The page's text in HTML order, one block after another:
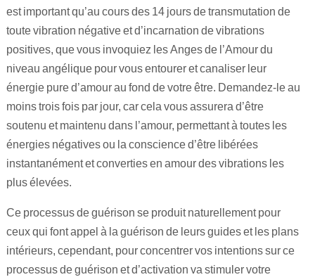
est important qu’au cours des 14 jours de transmutation de
toute vibration négative et d’incarnation de vibrations
positives, que vous invoquiez les Anges de l’Amour du
niveau angélique pour vous entourer et canaliser leur
énergie pure d’amour au fond de votre être. Demandez-le au
moins trois fois par jour, car cela vous assurera d’être
soutenu et maintenu dans l’amour, permettant à toutes les
énergies négatives ou la conscience d’être libérées
instantanément et converties en amour des vibrations les
plus élevées.
Ce processus de guérison se produit naturellement pour
ceux qui font appel à la guérison de leurs guides et les plans
intérieurs, cependant, pour concentrer vos intentions sur ce
processus de guérison et d’activation va stimuler votre